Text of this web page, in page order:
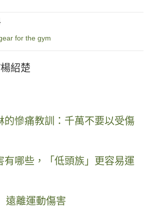
for the gym
紹楚
的慘痛教訓：千萬不要以受傷
有哪些，「低頭族」更容易運
離運動傷害